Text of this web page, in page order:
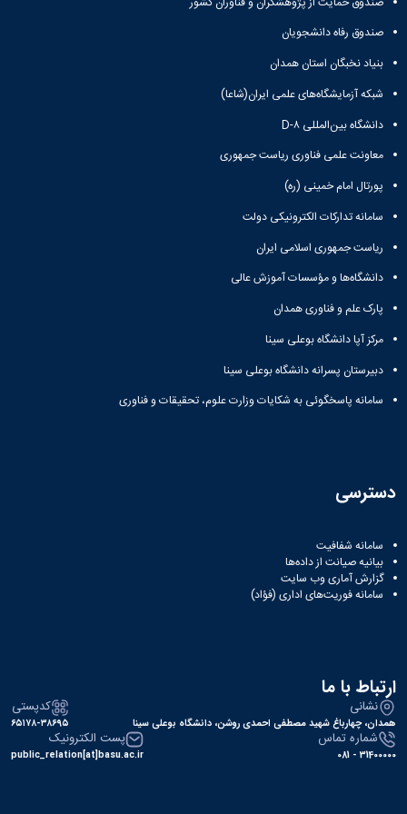
کسب
شده
دانشگاهی
ثبت
درخواست
نشریه
نشریات
لیست
نشریات
فعال
دانشگاهی
مشاهده
آرشیو
بارگذاری
شده
صندوق رفاه دانشجویان
بنیاد نخبگان استان همدان
شبکه آزمایشگاه‌های علمی ایران(شاعا)
دانشگاه بین‌المللی D-۸
معاونت علمی فناوری ریاست جمهوری
پورتال امام خمینی (ره)
سامانه تدارکات الکترونیکی دولت
ریاست جمهوری اسلامی ایران
دانشگاه‌ها و مؤسسات آموزش عالی
پارک علم و فناوری همدان
مرکز آپا دانشگاه بوعلی سینا
دبیرستان پسرانه دانشگاه بوعلی سینا
سامانه پاسخگوئی به شکایات وزارت علوم، تحقیقات و فناوری
دسترسی
سامانه شفافیت
بیانیه صیانت از داده‌ها
گزارش آماری وب‌ سایت
سامانه فوریت‌های اداری (فؤاد)
ارتباط با ما
نشانی
همدان، چهارباغ شهید مصطفی احمدی روشن، دانشگاه بوعلی سینا
کدپستی
۶۵۱۷۸-۳۸۶۹۵
شماره تماس
31400000 - 081
پست الکترونیک
public_relation[at]basu.ac.ir